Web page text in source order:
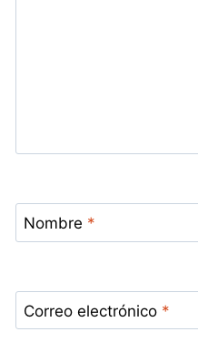
Nombre *
Correo electrónico *